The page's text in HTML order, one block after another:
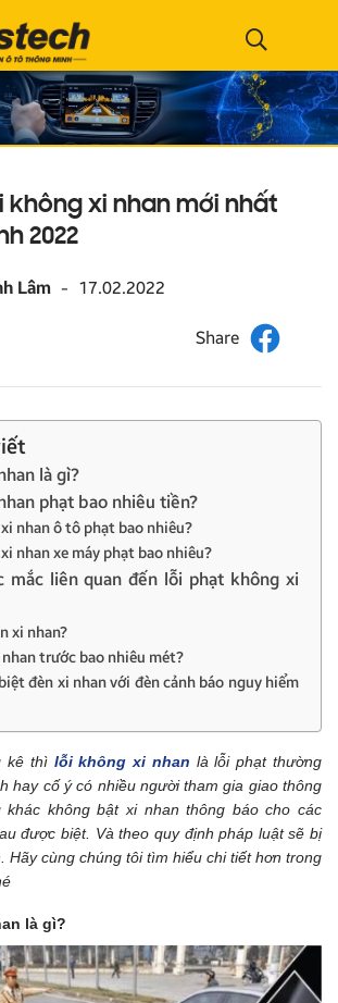
không xi nhan mới nhất
2022
Lâm - 17.02.2022
là gì?
phạt bao nhiêu tiền?
nhan ô tô phạt bao nhiêu?
nhan xe máy phạt bao nhiêu?
mắc liên quan đến lỗi phạt không xi
xi nhan?
trước bao nhiêu mét?
đèn xi nhan với đèn cảnh báo nguy hiểm
kê thì lỗi không xi nhan là lỗi phạt thường
hay cố ý có nhiều người tham gia giao thông
khác không bật xi nhan thông báo cho các
được biệt. Và theo quy định pháp luật sẽ bị
Hãy cùng chúng tôi tìm hiểu chi tiết hơn trong
là gì?